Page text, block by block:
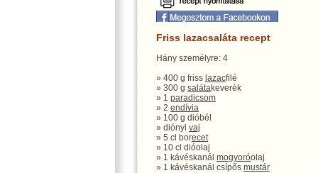
Friss lazacsaláta recept
Hány személyre: 4
» 400 g friss lazacfilé
» 300 g salátakeverék
» 1 paradicsom
» 2 endívia
» 100 g dióbél
» diónyi vaj
» 5 cl borecet
» 10 cl dióolaj
» 1 kávéskanál mogyoróolaj
» 1 kávéskanál csípős mustár